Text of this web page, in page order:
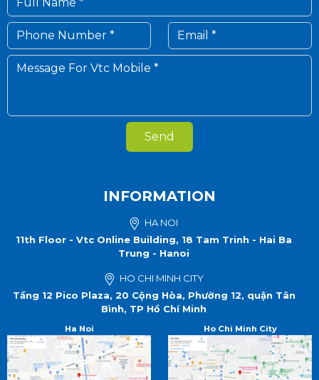
Send
INFORMATION
HA NOI
11th Floor - Vtc Online Building, 18 Tam Trinh - Hai Ba
Trung - Hanoi
HO CHI MINH CITY
Tầng 12 Pico Plaza, 20 Cộng Hòa, Phường 12, quận Tân
Bình, TP Hồ Chí Minh
Ha Noi Ho Chi Minh City